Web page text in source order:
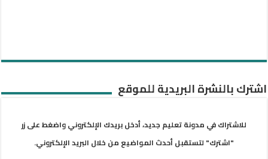
اشترك بالنشرة البريدية للموقع
للاشتراك في مدونة تعليم جديد، أدخل بريدك الإلكتروني واضغط على زر
"اشترك" لتستقبل أحدث المواضيع من خلال البريد الإلكتروني.